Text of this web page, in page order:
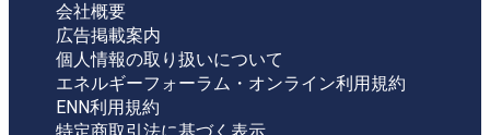
会社概要
広告掲載案内
個人情報の取り扱いについて
エネルギーフォーラム・オンライン利用規約
ENN利用規約